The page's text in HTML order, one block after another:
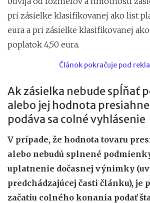
pri zásielke klasifikovanej ako list
eura a pri zásielke klasifikovanej
poplatok 4,50 eura.
Článok pokračuje pod
Ak zásielka nebude spĺňať
alebo jej hodnota
podáva sa colné vyhlásenie
V prípade, že hodnota tovaru
alebo nebudú splnené
uplatnenie dočasnej výnimky
predchádzajúcej časti článku), je
začatiu colného konania podať